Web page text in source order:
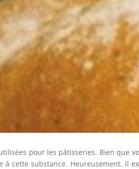
pour les pâtisseries. Bien que
cette substance. Heureusement, il